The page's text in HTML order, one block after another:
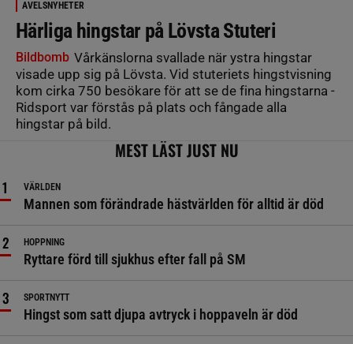
AVELSNYHETER
Härliga hingstar på Lövsta Stuteri
Bildbomb Vårkänslorna svallade när ystra hingstar
visade upp sig på Lövsta. Vid stuteriets hingstvisning
kom cirka 750 besökare för att se de fina hingstarna -
Ridsport var förstås på plats och fångade alla
hingstar på bild.
MEST LÄST JUST NU
VÄRLDEN
Mannen som förändrade hästvärlden för alltid är död
HOPPNING
Ryttare förd till sjukhus efter fall på SM
SPORTNYTT
Hingst som satt djupa avtryck i hoppaveln är död